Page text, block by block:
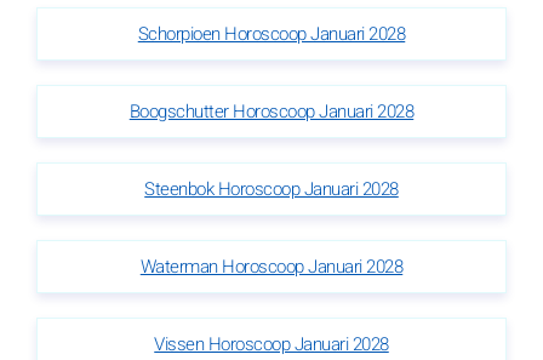
Schorpioen Horoscoop Januari 2028
Boogschutter Horoscoop Januari 2028
Steenbok Horoscoop Januari 2028
Waterman Horoscoop Januari 2028
Vissen Horoscoop Januari 2028